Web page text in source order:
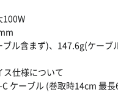
100W
ル含まず)、147.6g(ケーブ
仕様について
ケーブル (巻取時14cm 最